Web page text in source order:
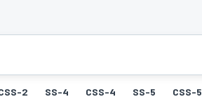
2 SS-4 CSS-4 SS-5 CSS-5